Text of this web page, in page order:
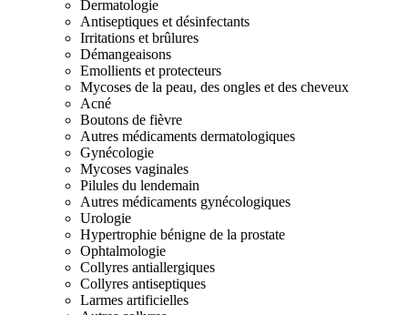
Dermatologie
Antiseptiques et désinfectants
Irritations et brûlures
Démangeaisons
Emollients et protecteurs
Mycoses de la peau, des ongles et des cheveux
Acné
Boutons de fièvre
Autres médicaments dermatologiques
Gynécologie
Mycoses vaginales
Pilules du lendemain
Autres médicaments gynécologiques
Urologie
Hypertrophie bénigne de la prostate
Ophtalmologie
Collyres antiallergiques
Collyres antiseptiques
Larmes artificielles